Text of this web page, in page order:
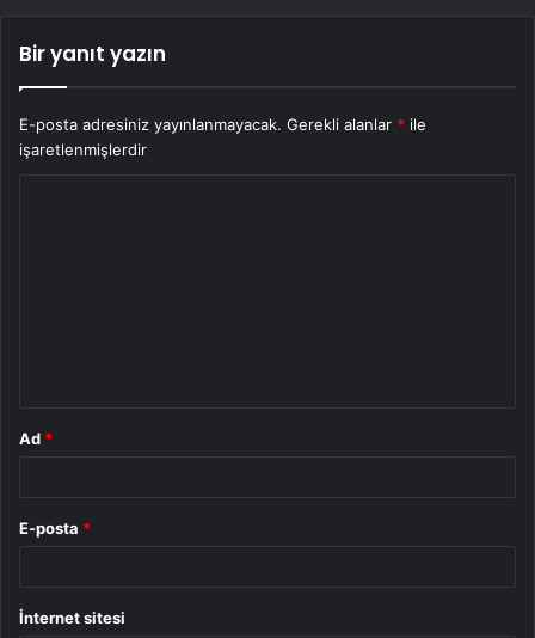
Bir yanıt yazın
E-posta adresiniz yayınlanmayacak. Gerekli alanlar * ile
işaretlenmişlerdir
Ad *
E-posta *
İnternet sitesi